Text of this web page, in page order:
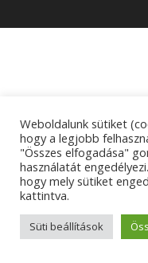
Weboldalunk sütiket
hogy a legjobb
"Összes elfogadása"
használatát
hogy mely sütiket
kattintva.
Süti beállítások